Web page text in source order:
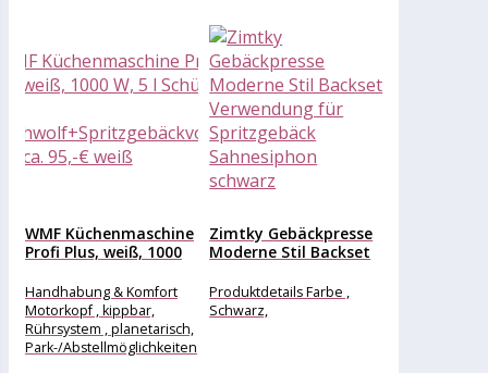
WMF Küchenmaschine
Profi Plus, weiß, 1000
Handhabung & Komfort
Motorkopf , kippbar,
Rührsystem , planetarisch,
Park-/Abstellmöglichkeiten
Zimtky Gebäckpresse
Moderne Stil Backset
Produktdetails Farbe ,
Schwarz,